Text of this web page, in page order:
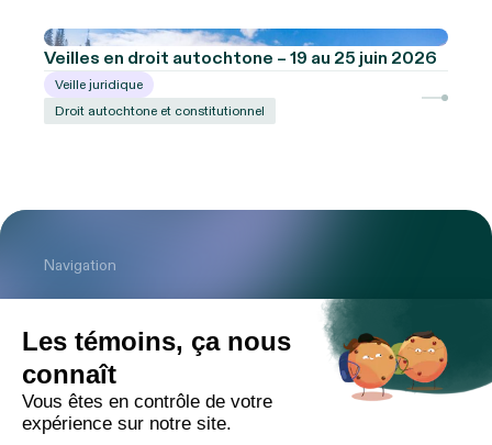
Veilles en droit autochtone – 19 au 25 juin 2026
Veille juridique
Droit autochtone et constitutionnel
Navigation
Cabinet
Équipe
Expertises
Bureaux